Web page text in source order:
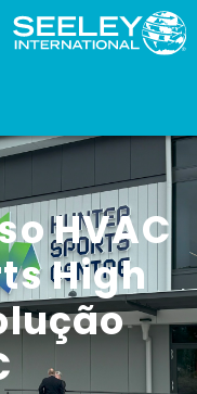
HVAC
High